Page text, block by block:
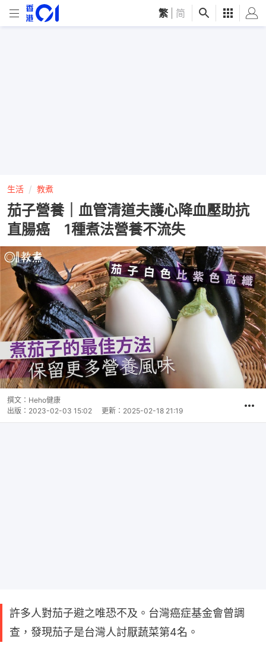
繁 简
生活 教煮
茄子營養｜血管清道夫護心降血壓助抗
直腸癌 1種煮法營養不流失
撰文： Heho健康
出版： 2023-02-03 15:02 更新： 2025-02-18 21:19
許多人對茄子避之唯恐不及。台灣癌症基金會曾調
查，發現茄子是台灣人討厭蔬菜第4名。